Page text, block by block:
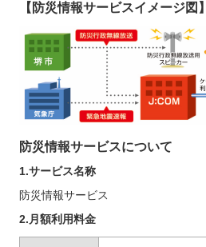
【防災情報サービスイメージ図】
防災情報サービスについて
1.サービス名称
防災情報サービス
2.月額利用料金